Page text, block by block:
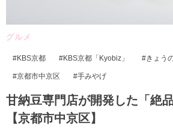
グルメ
KBS京都 KBS京都「Kyobiz」 きょう
京都市中京区 手みやげ
甘納豆専門店が開発した「絶
【京都市中京区】